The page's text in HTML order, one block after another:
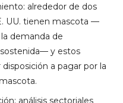
alrededor de dos
UU. tienen mascota —
demanda de
y estos
a pagar por la
análisis sectoriales